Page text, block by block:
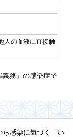
人の血液に直接触
義務」の感染症で
感染に気づく「い